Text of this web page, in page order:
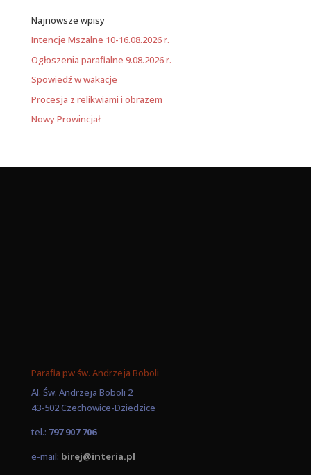
Najnowsze wpisy
Intencje Mszalne 10-16.08.2026 r.
Ogłoszenia parafialne 9.08.2026 r.
Spowiedź w wakacje
Procesja z relikwiami i obrazem
Nowy Prowincjał
Parafia pw św. Andrzeja Boboli
Al. Św. Andrzeja Boboli 2
43-502 Czechowice-Dziedzice
tel.: 797 907 706
e-mail: birej@interia.pl